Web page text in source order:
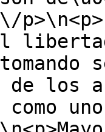
de los
como